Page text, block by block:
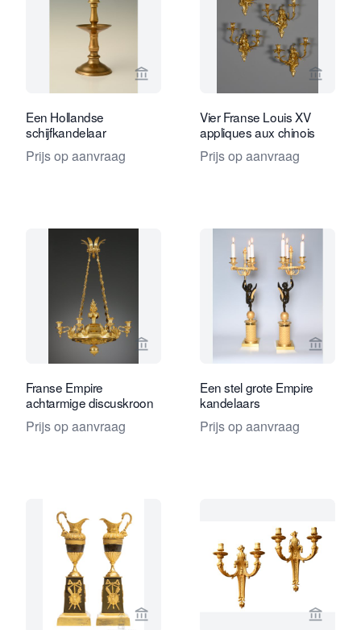
Bekijk verkoperspagina van Limburg
Een Hollandse
schijfkandelaar
Prijs op aanvraag
Bekijk
Vier Franse Louis XV
appliques aux chinois
Prijs op aanvraag
Bekijk verkoperspagina van
Franse Empire
achtarmige discuskroon
Prijs op aanvraag
Bekijk
Een stel grote Empire
kandelaars
Prijs op aanvraag
Bekijk verkoperspagina van Gude &
Bekijk